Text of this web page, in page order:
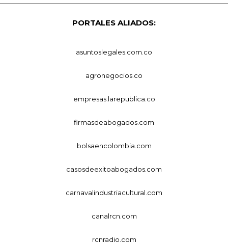
PORTALES ALIADOS:
asuntoslegales.com.co
agronegocios.co
empresas.larepublica.co
firmasdeabogados.com
bolsaencolombia.com
casosdeexitoabogados.com
carnavalindustriacultural.com
canalrcn.com
rcnradio.com